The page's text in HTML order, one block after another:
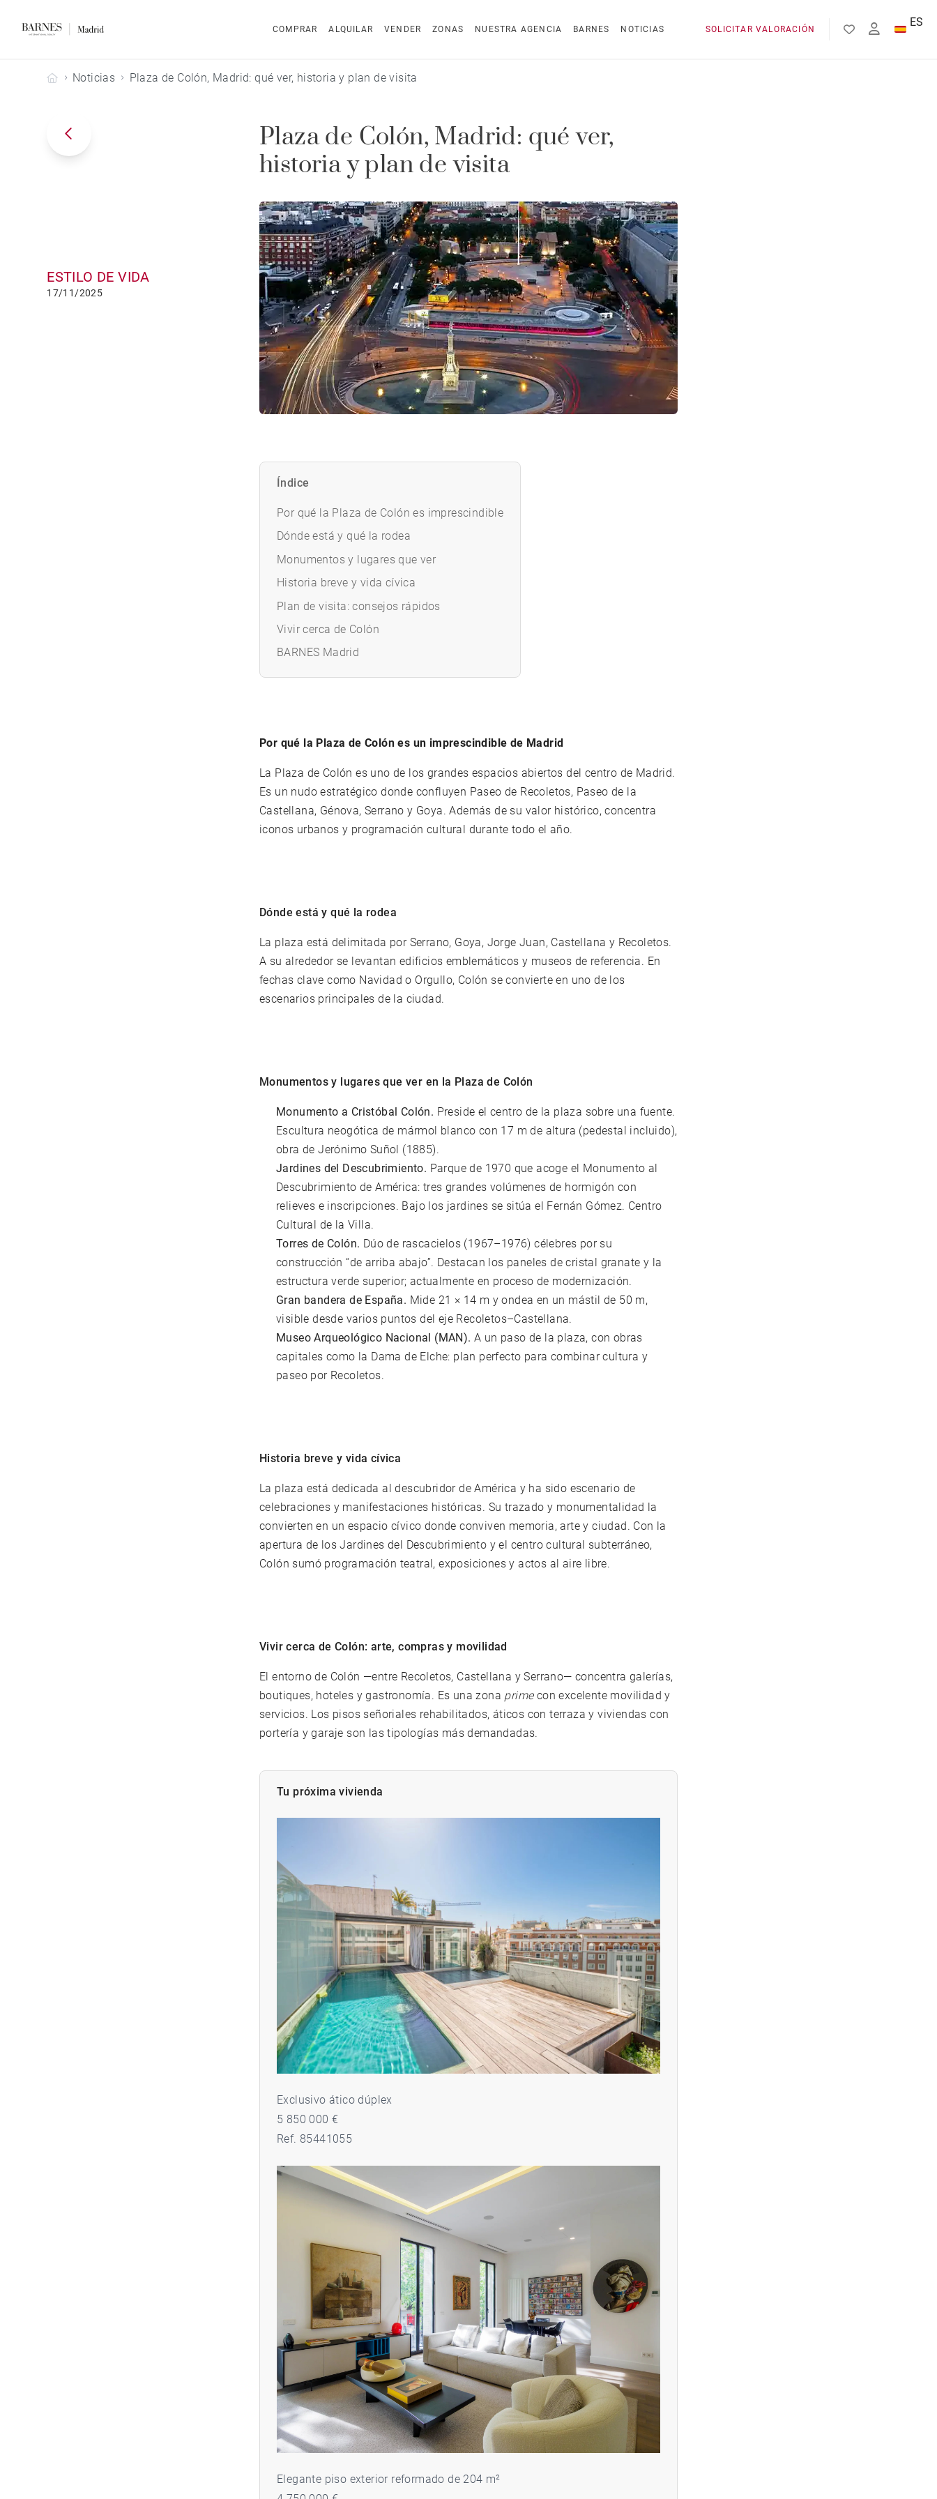
COMPRAR ALQUILAR VENDER ZONAS NUESTRA AGENCIA BARNES NOTICIAS SOLICITAR VALORACIÓN
ES
Barnes Madrid
Noticias Plaza de Colón, Madrid: qué ver, historia y plan de visita
ESTILO DE VIDA
17/11/2025
Plaza de Colón, Madrid: qué ver,
historia y plan de visita
Índice
Por qué la Plaza de Colón es imprescindible
Dónde está y qué la rodea
Monumentos y lugares que ver
Historia breve y vida cívica
Plan de visita: consejos rápidos
Vivir cerca de Colón
BARNES Madrid
Por qué la Plaza de Colón es un imprescindible de Madrid
La Plaza de Colón es uno de los grandes espacios abiertos del centro de Madrid.
Es un nudo estratégico donde confluyen Paseo de Recoletos, Paseo de la
Castellana, Génova, Serrano y Goya. Además de su valor histórico, concentra
iconos urbanos y programación cultural durante todo el año.
Dónde está y qué la rodea
La plaza está delimitada por Serrano, Goya, Jorge Juan, Castellana y Recoletos.
A su alrededor se levantan edificios emblemáticos y museos de referencia. En
fechas clave como Navidad o Orgullo, Colón se convierte en uno de los
escenarios principales de la ciudad.
Monumentos y lugares que ver en la Plaza de Colón
Monumento a Cristóbal Colón. Preside el centro de la plaza sobre una fuente.
Escultura neogótica de mármol blanco con 17 m de altura (pedestal incluido),
obra de Jerónimo Suñol (1885).
Jardines del Descubrimiento. Parque de 1970 que acoge el Monumento al
Descubrimiento de América: tres grandes volúmenes de hormigón con
relieves e inscripciones. Bajo los jardines se sitúa el Fernán Gómez. Centro
Cultural de la Villa.
Torres de Colón. Dúo de rascacielos (1967–1976) célebres por su
construcción “de arriba abajo”. Destacan los paneles de cristal granate y la
estructura verde superior; actualmente en proceso de modernización.
Gran bandera de España. Mide 21 × 14 m y ondea en un mástil de 50 m,
visible desde varios puntos del eje Recoletos–Castellana.
Museo Arqueológico Nacional (MAN). A un paso de la plaza, con obras
capitales como la Dama de Elche: plan perfecto para combinar cultura y
paseo por Recoletos.
Historia breve y vida cívica
La plaza está dedicada al descubridor de América y ha sido escenario de
celebraciones y manifestaciones históricas. Su trazado y monumentalidad la
convierten en un espacio cívico donde conviven memoria, arte y ciudad. Con la
apertura de los Jardines del Descubrimiento y el centro cultural subterráneo,
Colón sumó programación teatral, exposiciones y actos al aire libre.
Vivir cerca de Colón: arte, compras y movilidad
El entorno de Colón —entre Recoletos, Castellana y Serrano— concentra galerías,
boutiques, hoteles y gastronomía. Es una zona primecon excelente movilidad y
servicios. Los pisos señoriales rehabilitados, áticos con terraza y viviendas con
portería y garaje son las tipologías más demandadas.
Tu próxima vivienda
Exclusivo ático dúplex
5 850 000 €
Ref. 85441055
Elegante piso exterior reformado de 204 m²